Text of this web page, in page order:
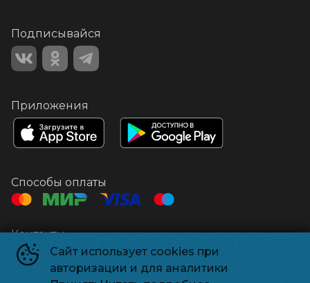
Сайт использует cookies при
авторизации и для аналитики
Подписывайся
Приложения
Способы оплаты
Контакты
Касса
+7 861 672-47-06
Администрация kinotuapse@mail.ru